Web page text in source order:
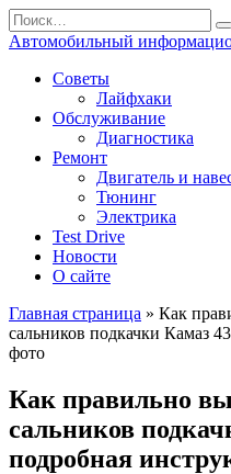
Перейти
к
Search
for:
Автомобильный
Советы
Лайфхаки
Обслуживание
Диагностика
Ремонт
Двигатель и
Тюнинг
Электрика
Test Drive
Новости
О сайте
Главная страница » Как
сальников подкачки Камаз
фото
Как правильно
сальников
подробная